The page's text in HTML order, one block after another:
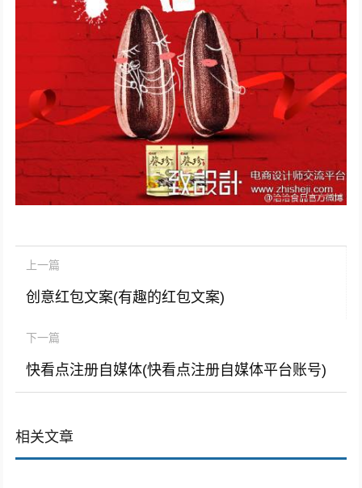
上一篇
创意红包文案(有趣的红包文案)
下一篇
快看点注册自媒体(快看点注册自媒体平台账号)
相关文章